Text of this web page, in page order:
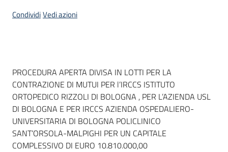
Seguici
su
CondividiVedi azioni
Dati del bando
PROCEDURA APERTA DIVISA IN LOTTI PER LA
CONTRAZIONE DI MUTUI PER l’IRCCS ISTITUTO
ORTOPEDICO RIZZOLI DI BOLOGNA , PER L’AZIENDA USL
DI BOLOGNA E PER IRCCS AZIENDA OSPEDALIERO-
UNIVERSITARIA DI BOLOGNA POLICLINICO
SANT’ORSOLA-MALPIGHI PER UN CAPITALE
COMPLESSIVO DI EURO 10.810.000,00